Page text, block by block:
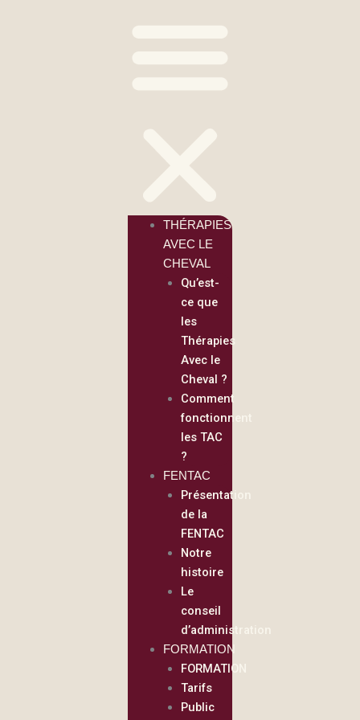
THÉRAPIES
AVEC LE
CHEVAL
Qu’est-
ce que
les
Thérapies
Avec le
Cheval ?
Comment
fonctionnent
les TAC
?
FENTAC
Présentation
de la
FENTAC
Notre
histoire
Le
conseil
d’administration
FORMATION
FORMATION
Tarifs
Public